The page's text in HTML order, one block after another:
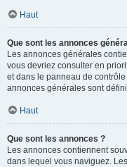
Haut
Que sont les annonces
Les annonces générales
vous devriez consulter en
et dans le panneau de
annonces générales sont
Haut
Que sont les annonces ?
Les annonces contiennent
dans lequel vous naviguez.